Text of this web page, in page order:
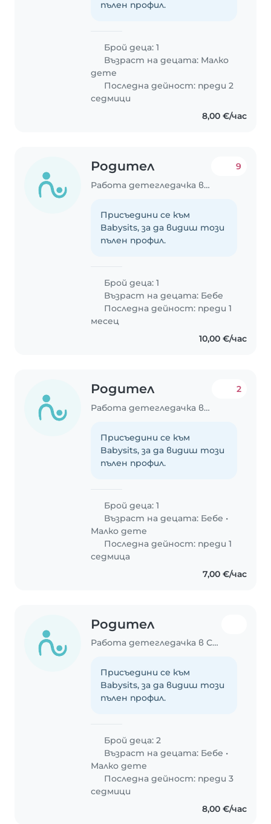
пълен профил.
Брой деца: 1
Възраст на децата: Малко
дете
Последна дейност: преди 2
седмици
8,00 €/час
Родител
Работа детегледачка в София
9
Присъедини се към
Babysits, за да видиш този
пълен профил.
Брой деца: 1
Възраст на децата: Бебе
Последна дейност: преди 1
месец
10,00 €/час
Родител
Работа детегледачка в Варна
2
Присъедини се към
Babysits, за да видиш този
пълен профил.
Брой деца: 1
Възраст на децата: Бебе •
Малко дете
Последна дейност: преди 1
седмица
7,00 €/час
Родител
Работа детегледачка в София
Присъедини се към
Babysits, за да видиш този
пълен профил.
Брой деца: 2
Възраст на децата: Бебе •
Малко дете
Последна дейност: преди 3
седмици
8,00 €/час